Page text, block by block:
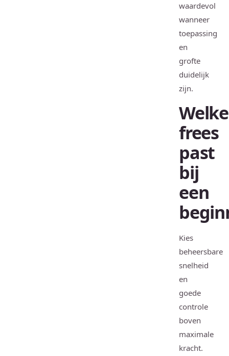
waardevol
wanneer
toepassing
en
grofte
duidelijk
zijn.
Welke
frees
past
bij
een
Kies
beheersbare
snelheid
en
goede
controle
boven
maximale
kracht.